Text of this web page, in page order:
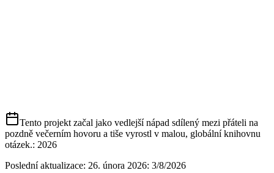
Tento projekt začal jako vedlejší nápad sdílený mezi přáteli na
pozdně večerním hovoru a tiše vyrostl v malou, globální knihovnu
otázek.: 2026
Poslední aktualizace: 26. února 2026: 3/8/2026